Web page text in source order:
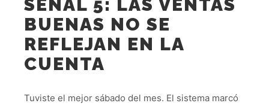
SEÑAL 5: LAS VENTAS
BUENAS NO SE
REFLEJAN EN LA
CUENTA
Tuviste el mejor sábado del mes. El sistema marcó